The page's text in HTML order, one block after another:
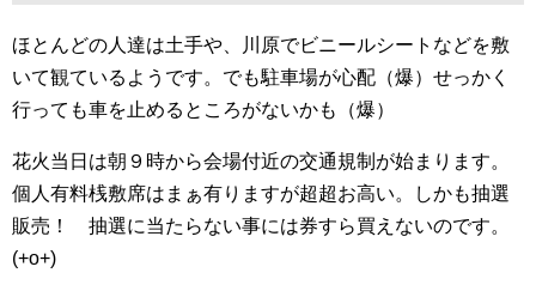
ほとんどの人達は土手や、川原でビニールシートなどを敷
いて観ているようです。でも駐車場が心配（爆）せっかく
行っても車を止めるところがないかも（爆）
花火当日は朝９時から会場付近の交通規制が始まります。
個人有料桟敷席はまぁ有りますが超超お高い。しかも抽選
販売！ 抽選に当たらない事には券すら買えないのです。
(+o+)